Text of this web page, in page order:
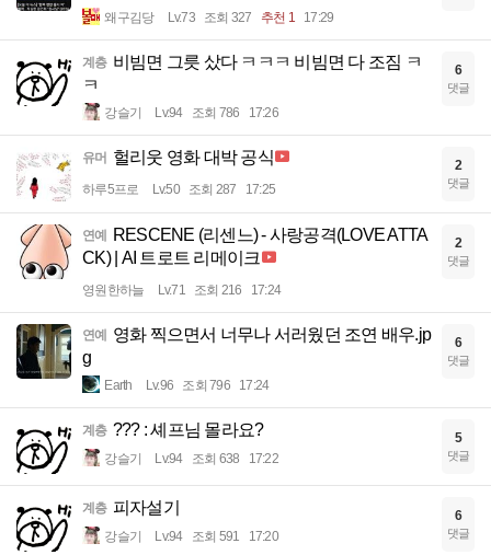
왜구김당 Lv.73 조회 327 추천 1 17:29
계층 비빔면 그릇 샀다 ㅋㅋㅋ 비빔면 다 조짐 ㅋ
ㅋ
강슬기 Lv.94 조회 786 17:26
6
댓글
유머 헐리웃 영화 대박 공식
하루5프로 Lv.50 조회 287 17:25
2
댓글
연예 RESCENE (리센느) - 사랑공격(LOVE ATTA
CK) | AI 트로트 리메이크
영원한하늘 Lv.71 조회 216 17:24
2
댓글
연예 영화 찍으면서 너무나 서러웠던 조연 배우.jp
g
Earth Lv.96 조회 796 17:24
6
댓글
계층 ??? : 셰프님 몰라요?
강슬기 Lv.94 조회 638 17:22
5
댓글
계층 피자설기
강슬기 Lv.94 조회 591 17:20
6
댓글